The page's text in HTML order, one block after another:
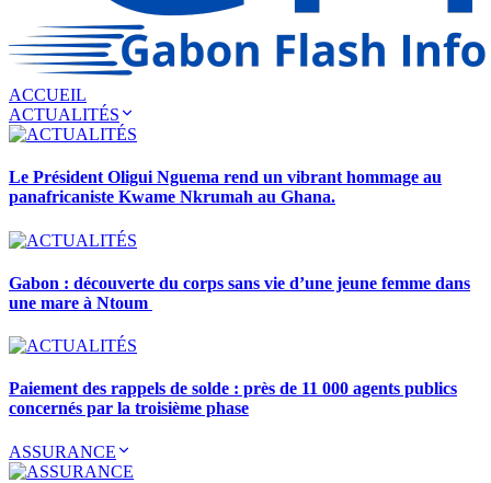
ACCUEIL
ACTUALITÉS
Le Président Oligui Nguema rend un vibrant hommage au
panafricaniste Kwame Nkrumah au Ghana.
Gabon : découverte du corps sans vie d’une jeune femme dans
une mare à Ntoum
Paiement des rappels de solde : près de 11 000 agents publics
concernés par la troisième phase
ASSURANCE